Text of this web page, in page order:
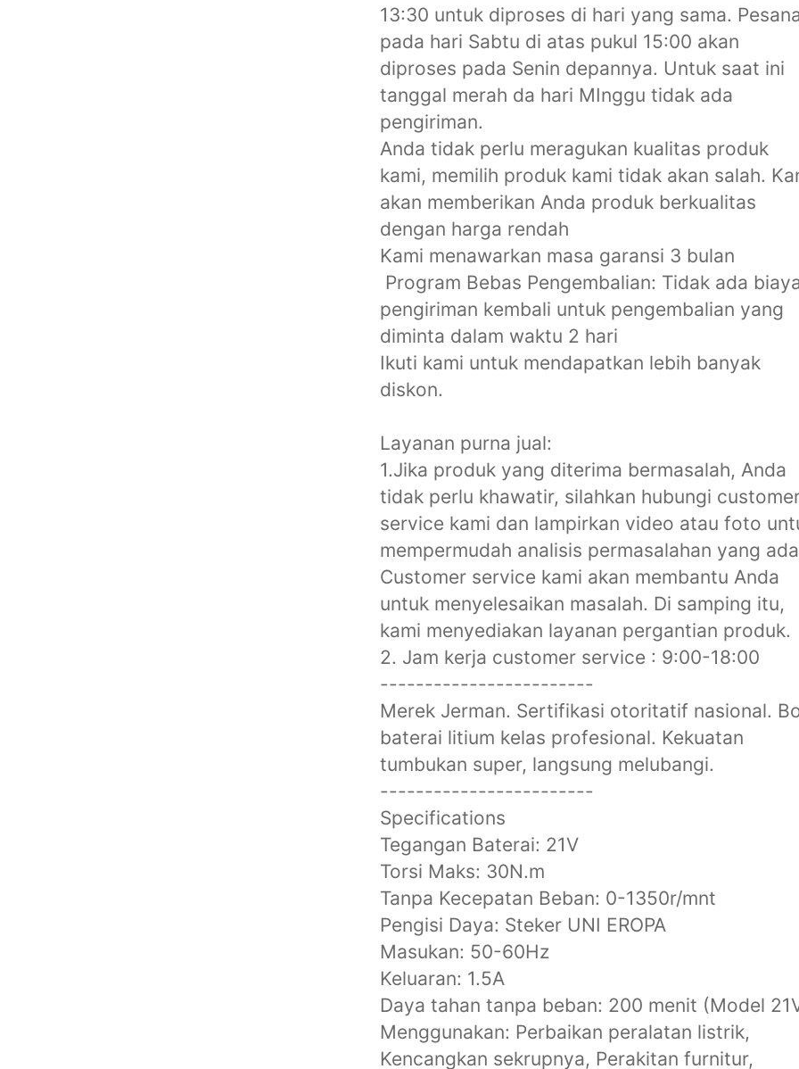
13:30 untuk diproses di hari yang sama.
pada hari Sabtu di atas pukul 15:00 akan
diproses pada Senin depannya. Untuk saat ini
tanggal merah da hari MInggu tidak ada
pengiriman.
Anda tidak perlu meragukan kualitas produk
kami, memilih produk kami tidak akan salah.
akan memberikan Anda produk berkualitas
dengan harga rendah
Kami menawarkan masa garansi 3 bulan
Program Bebas Pengembalian: Tidak ada
pengiriman kembali untuk pengembalian yang
diminta dalam waktu 2 hari ️️
Ikuti kami untuk mendapatkan lebih banyak
diskon.
Layanan purna jual:
1.Jika produk yang diterima bermasalah, Anda
tidak perlu khawatir, silahkan hubungi
service kami dan lampirkan video atau foto
mempermudah analisis permasalahan yang
Customer service kami akan membantu Anda
untuk menyelesaikan masalah. Di samping itu,
kami menyediakan layanan pergantian produk.
2. Jam kerja customer service : 9:00-18:00
------------------------
Merek Jerman. Sertifikasi otoritatif nasional.
baterai litium kelas profesional. Kekuatan
tumbukan super, langsung melubangi.
------------------------
Specifications
Tegangan Baterai: 21V
Torsi Maks: 30N.m
Tanpa Kecepatan Beban: 0-1350r/mnt
Pengisi Daya: Steker UNI EROPA
Masukan: 50-60Hz
Keluaran: 1.5A
Daya tahan tanpa beban: 200 menit (Model
Menggunakan: Perbaikan peralatan listrik,
Kencangkan sekrupnya, Perakitan furnitur,